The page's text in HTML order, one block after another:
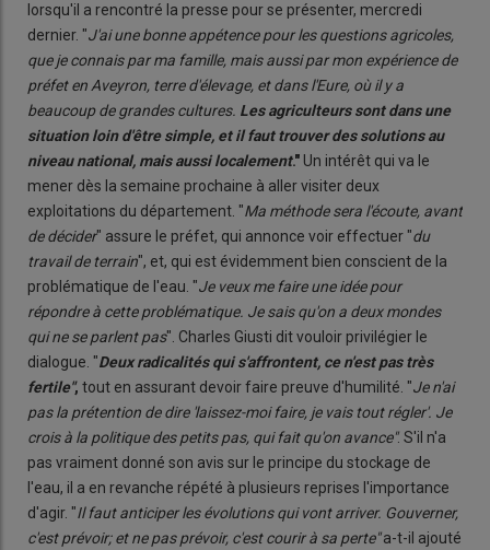
lorsqu'il a rencontré la presse pour se présenter, mercredi
dernier. "J'ai une bonne appétence pour les questions agricoles,
que je connais par ma famille, mais aussi par mon expérience de
préfet en Aveyron, terre d'élevage, et dans l'Eure, où il y a
beaucoup de grandes cultures. Les agriculteurs sont dans une
situation loin d'être simple, et il faut trouver des solutions au
niveau national, mais aussi localement." Un intérêt qui va le
mener dès la semaine prochaine à aller visiter deux
exploitations du département. "Ma méthode sera l'écoute, avant
de décider" assure le préfet, qui annonce voir effectuer "du
travail de terrain", et, qui est évidemment bien conscient de la
problématique de l'eau. "Je veux me faire une idée pour
répondre à cette problématique. Je sais qu'on a deux mondes
qui ne se parlent pas". Charles Giusti dit vouloir privilégier le
dialogue. "Deux radicalités qui s'affrontent, ce n'est pas très
fertile", tout en assurant devoir faire preuve d'humilité. "Je n'ai
pas la prétention de dire 'laissez-moi faire, je vais tout régler'. Je
crois à la politique des petits pas, qui fait qu'on avance". S'il n'a
pas vraiment donné son avis sur le principe du stockage de
l'eau, il a en revanche répété à plusieurs reprises l'importance
d'agir. "Il faut anticiper les évolutions qui vont arriver. Gouverner,
c'est prévoir; et ne pas prévoir, c'est courir à sa perte"a-t-il ajouté